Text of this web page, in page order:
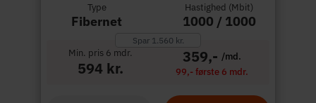
Type
Fibernet
Hastighed (Mbit)
1000 / 1000
Spar 1.560 kr.
Min. pris 6 mdr.
594 kr.
359,- /md.
99,- første 6 mdr.